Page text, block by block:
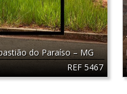
REF 5467
do Paraíso– MG